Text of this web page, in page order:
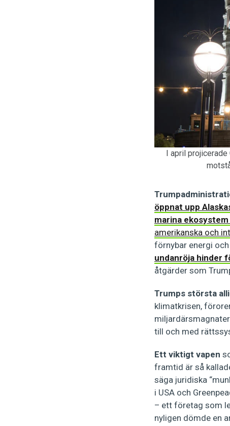
I april projicerade
öppnat upp
marina
amerikanska och
förnybar energi
undanröja hinder
åtgärder som
Trumps största
klimatkrisen,
till och med
Ett viktigt vapen
framtid är så
säga juridiska
i USA och
– ett företag som
nyligen dömde en